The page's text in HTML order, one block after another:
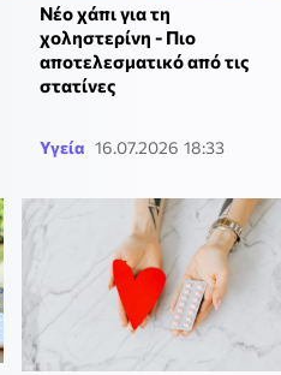
Νέο χάπι για τη
χοληστερίνη - Πιο
αποτελεσματικό από τις
στατίνες
Υγεία 16.07.2026 18:33